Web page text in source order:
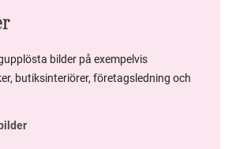
bilder på exempelvis
butiksinteriörer, företagsledning och